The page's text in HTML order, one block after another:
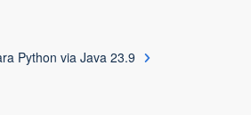
Python via Java 23.9